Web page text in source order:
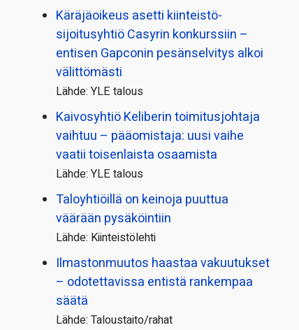
Käräjäoikeus asetti kiinteistö­
sijoitusyhtiö Casyrin konkurssiin –
entisen Gapconin pesänselvitys alkoi
välittömästi
Lähde: YLE talous
Kaivosyhtiö Keliberin toimitusjohtaja
vaihtuu – pääomistaja: uusi vaihe
vaatii toisenlaista osaamista
Lähde: YLE talous
Taloyhtiöillä on keinoja puuttua
väärään pysäköintiin
Lähde: Kiinteistölehti
Ilmastonmuutos haastaa vakuutukset
– odotettavissa entistä rankempaa
säätä
Lähde: Taloustaito/rahat